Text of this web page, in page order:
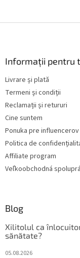
Informații pentru
Livrare și plată
Termeni și condiții
Reclamații și retururi
Cine suntem
Ponuka pre influencerov
Politica de
Affiliate program
Veľkoobchodná
Blog
Xilitolul ca
sănătate?
05.08.2026